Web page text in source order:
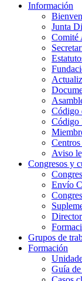
Información
Junta
Comité
Código
Código
Aviso
Congresos y
Envío
Grupos de
Formación
Guía